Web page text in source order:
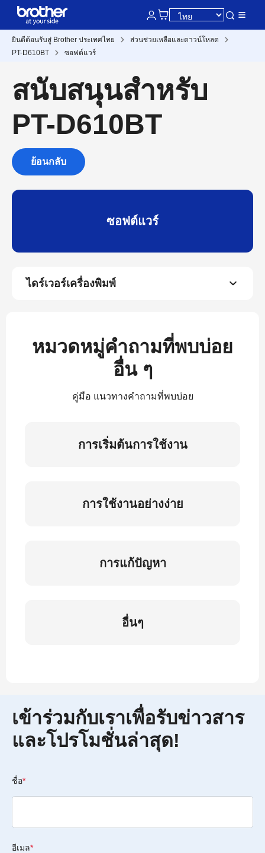
ยินดีต้อนรับสู่ Brother ประเทศไทย
ส่วนช่วยเหลือและดาวน์โหลด
PT-D610BT
ซอฟต์แวร์
สนับสนุนสำหรับ
PT-D610BT
ย้อนกลับ
ซอฟต์แวร์
ไดร์เวอร์เครื่องพิมพ์
หมวดหมู่คำถามที่พบบ่อย
อื่น ๆ
คู่มือ แนวทางคำถามที่พบบ่อย
การเริ่มต้นการใช้งาน
การใช้งานอย่างง่าย
การแก้ปัญหา
อื่นๆ
เข้าร่วมกับเราเพื่อรับข่าวสาร
และโปรโมชั่นล่าสุด!
ชื่อ*
อีเมล*